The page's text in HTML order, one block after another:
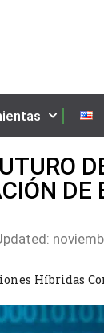
DE
Híbridas